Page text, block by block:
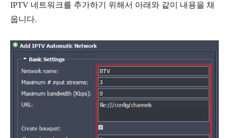
IPTV 네트워크를 추가하기 위해서 아래와 같이 내용을 채
웁니다.